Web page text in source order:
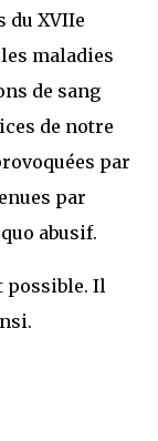
du XVIIe
maladies
de sang
de notre
par
par
abusif.
possible. Il